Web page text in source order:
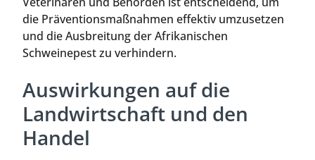
die Präventionsmaßnahmen effektiv umzusetzen
und die Ausbreitung der Afrikanischen
Schweinepest zu verhindern.
Auswirkungen auf die
Landwirtschaft und den
Handel